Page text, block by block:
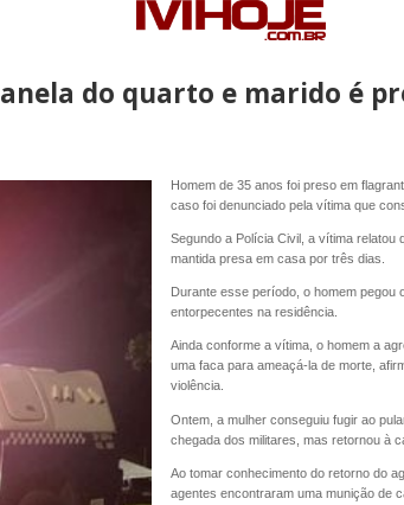
do quarto e marido é
Homem de 35 anos foi preso em
caso foi denunciado pela vítima que
Segundo a Polícia Civil, a vítima relatou
mantida presa em casa por três dias.
Durante esse período, o homem pegou
entorpecentes na residência.
Ainda conforme a vítima, o homem a
uma faca para ameaçá-la de morte,
violência.
Ontem, a mulher conseguiu fugir ao
chegada dos militares, mas retornou à
Ao tomar conhecimento do retorno do
agentes encontraram uma munição de